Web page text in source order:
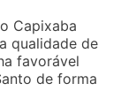
Capixaba
qualidade de
favorável
de forma